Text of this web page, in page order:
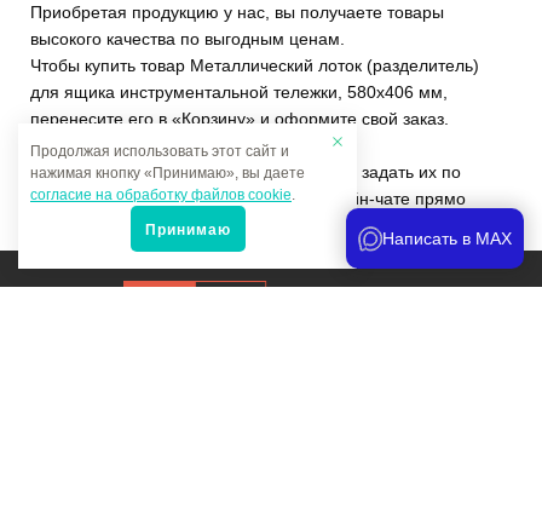
Приобретая продукцию у нас, вы получаете товары
высокого качества по выгодным ценам.
Чтобы купить товар Металлический лоток (разделитель)
для ящика инструментальной тележки, 580х406 мм,
перенесите его в «Корзину» и оформите свой заказ.
Если у вас остались вопросы, вы можете задать их по
телефону+7 (4822)65-69-46или в онлайн-чате прямо
Продвижение сайта
Продолжая использовать этот сайт и
нажимая кнопку «Принимаю», вы даете
согласие на обработку файлов cookie.
Принимаю Написать в MAX